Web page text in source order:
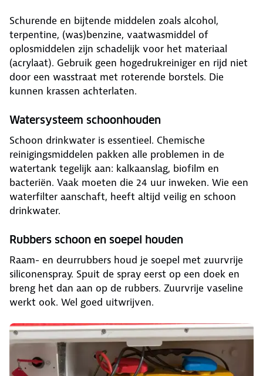
Schurende en bijtende middelen zoals alcohol,
terpentine, (was)benzine, vaatwasmiddel of
oplosmiddelen zijn schadelijk voor het materiaal
(acrylaat). Gebruik geen hogedrukreiniger en rijd niet
door een wasstraat met roterende borstels. Die
kunnen krassen achterlaten.
Watersysteem schoonhouden
Schoon drinkwater is essentieel. Chemische
reinigingsmiddelen pakken alle problemen in de
watertank tegelijk aan: kalkaanslag, biofilm en
bacteriën. Vaak moeten die 24 uur inweken. Wie een
waterfilter aanschaft, heeft altijd veilig en schoon
drinkwater.
Rubbers schoon en soepel houden
Raam- en deurrubbers houd je soepel met zuurvrije
siliconenspray. Spuit de spray eerst op een doek en
breng het dan aan op de rubbers. Zuurvrije vaseline
werkt ook. Wel goed uitwrijven.